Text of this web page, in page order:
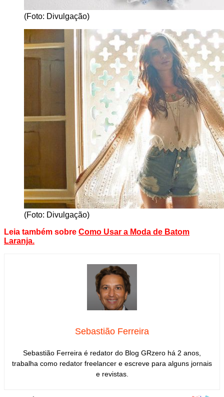
(Foto: Divulgação)
(Foto: Divulgação)
Leia também sobre Como Usar a Moda de Batom
Laranja.
Sebastião Ferreira
Sebastião Ferreira é redator do Blog GRzero há 2 anos,
trabalha como redator freelancer e escreve para alguns jornais
e revistas.